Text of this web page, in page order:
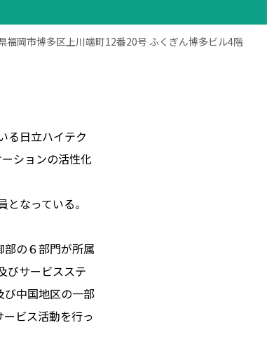
福岡市博多区上川端町12番20号 ふくぎん博多ビル4階
る日立ハイテク
ションの活性化
なっている。
の６部門が所属
びサービスステ
中国地区の一部
ビス活動を行っ